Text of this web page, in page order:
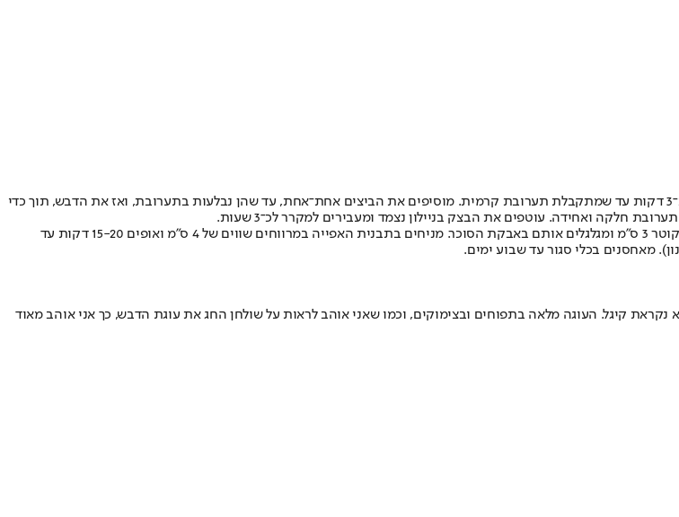
במיקסר עם וו לישה מערבלים את החמאה, הסוכר הלבן, סוכר הדמררה והמלח במהירות בינונית כ־3 דקות עד שמתקבלת תערובת קרמית. מוסיפים את הביצים אחת־אחת, עד שהן נבלעות בתערובת, ואז את הדבש, תוך כדי
ואחידה. עוטפים את הבצק בניילון נצמד ומעבירים למקרר לכ־3 שעות.
מחממים תנור לחום של 170 מעלות ומרפדים 2 תבניות אפייה בנייר אפייה. יוצרים כדורים קטנים בקוטר 3 ס"מ ומגלגלים אותם באבקת הסוכר. מניחים בתבנית האפייה במרווחים שווים של 4 ס"מ ואופים 15-20 דקות עד
מאחסנים בכלי סגור עד שבוע ימים.
קיגל. העוגה מלאה בתפוחים ובצימוקים, וכמו שאני אוהב לראות על שולחן החג את עוגת הדבש, כך אני אוהב מאוד